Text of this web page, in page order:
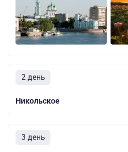
2 день
Никольское
3 день